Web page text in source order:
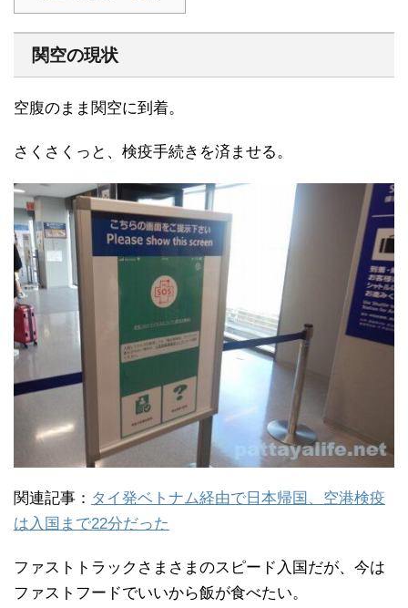
関空の現状
空腹のまま関空に到着。
さくさくっと、検疫手続きを済ませる。
関連記事： タイ発ベトナム経由で日本帰国、空港検疫
は入国まで22分だった
ファストトラックさまさまのスピード入国だが、今は
ファストフードでいいから飯が食べたい。